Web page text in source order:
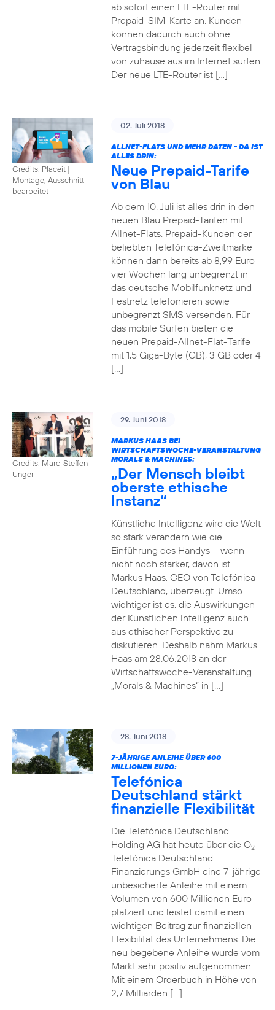
ab sofort einen LTE-Router mit
Prepaid-SIM-Karte an. Kunden
können dadurch auch ohne
Vertragsbindung jederzeit flexibel
von zuhause aus im Internet surfen.
Der neue LTE-Router ist […]
Credits: Placeit |
Montage, Ausschnitt
bearbeitet
02. Juli 2018
ALLNET-FLATS UND MEHR DATEN - DA IST
ALLES DRIN:
Neue Prepaid-Tarife
von Blau
Ab dem 10. Juli ist alles drin in den
neuen Blau Prepaid-Tarifen mit
Allnet-Flats. Prepaid-Kunden der
beliebten Telefónica-Zweitmarke
können dann bereits ab 8,99 Euro
vier Wochen lang unbegrenzt in
das deutsche Mobilfunknetz und
Festnetz telefonieren sowie
unbegrenzt SMS versenden. Für
das mobile Surfen bieten die
neuen Prepaid-Allnet-Flat-Tarife
mit 1,5 Giga-Byte (GB), 3 GB oder 4
[…]
Credits: Marc-Steffen
Unger
29. Juni 2018
MARKUS HAAS BEI
WIRTSCHAFTSWOCHE-VERANSTALTUNG
MORALS & MACHINES:
„Der Mensch bleibt
oberste ethische
Instanz“
Künstliche Intelligenz wird die Welt
so stark verändern wie die
Einführung des Handys – wenn
nicht noch stärker, davon ist
Markus Haas, CEO von Telefónica
Deutschland, überzeugt. Umso
wichtiger ist es, die Auswirkungen
der Künstlichen Intelligenz auch
aus ethischer Perspektive zu
diskutieren. Deshalb nahm Markus
Haas am 28.06.2018 an der
Wirtschaftswoche-Veranstaltung
„Morals & Machines“ in […]
28. Juni 2018
7-JÄHRIGE ANLEIHE ÜBER 600
MILLIONEN EURO:
Telefónica
Deutschland stärkt
finanzielle Flexibilität
Die Telefónica Deutschland
Holding AG hat heute über die O2
Telefónica Deutschland
Finanzierungs GmbH eine 7-jährige
unbesicherte Anleihe mit einem
Volumen von 600 Millionen Euro
platziert und leistet damit einen
wichtigen Beitrag zur finanziellen
Flexibilität des Unternehmens. Die
neu begebene Anleihe wurde vom
Markt sehr positiv aufgenommen.
Mit einem Orderbuch in Höhe von
2,7 Milliarden […]